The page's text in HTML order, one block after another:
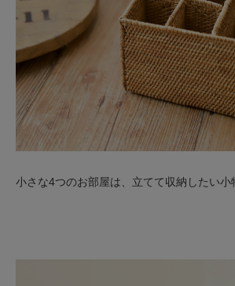
小さな4つのお部屋は、立てて収納したい小